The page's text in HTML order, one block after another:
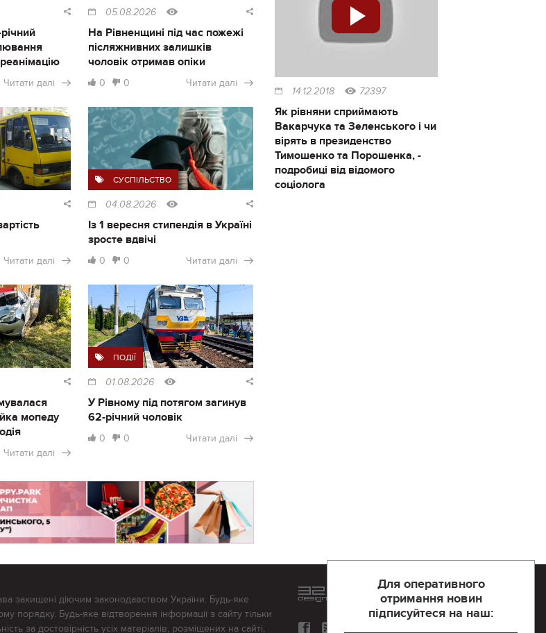
Читати далі
05.08.2026
На Рівненщині під час пожежі
післяжнивних залишків
чоловік отримав опіки
0 0 Читати далі
Читати далі
СУСПІЛЬСТВО
04.08.2026
Із 1 вересня стипендія в Україні
зросте вдвічі
0 0 Читати далі
мопеду
Читати далі
ПОДІЇ
01.08.2026
У Рівному під потягом загинув
62-річний чоловік
0 0 Читати далі
14.12.2018 72397
Як рівняни сприймають
Вакарчука та Зеленського і чи
вірять в президенство
Тимошенко та Порошенка, -
подробиці від відомого
соціолога
Для оперативного
отримання новин
підписуйтеся на наш:
захищені діючим законодавством України. Будь-яке
порядку. Будь-яке відтворення інформації з сайту тільки
за достовірність усіх матеріалів, розміщених на сайті,
Розроблений та підтримується
компанії 32х32